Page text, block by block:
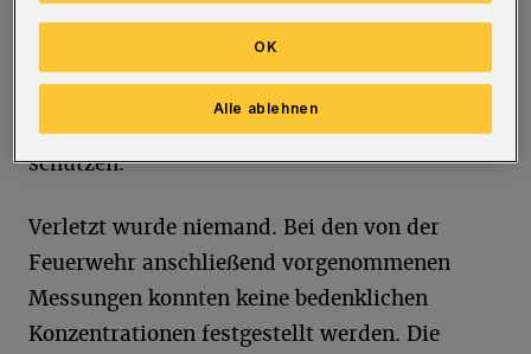
gewarnt hatte, befand sich keine Person mehr
im Innern. Mit einem Strahlrohr wurde der
Brand schnell gelöscht. Die Einsatzkräfte
mussten sich mit Atemschutzgeräten
schützen.
Verletzt wurde niemand. Bei den von der
Feuerwehr anschließend vorgenommenen
Messungen konnten keine bedenklichen
Konzentrationen festgestellt werden. Die
Alle ablehnen
OK